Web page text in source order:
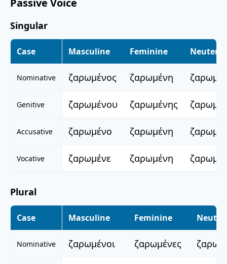
Passive Voice
Singular
Case Masculine Feminine Neuter
Nominative ζαρωμένος ζαρωμένη
Genitive ζαρωμένου ζαρωμένης
Accusative ζαρωμένο ζαρωμένη
Vocative ζαρωμένε ζαρωμένη
Plural
Case Masculine Feminine Neuter
Nominative ζαρωμένοι ζαρωμένες